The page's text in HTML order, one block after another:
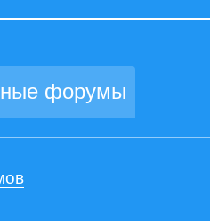
форумы